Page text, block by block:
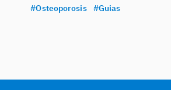
#Osteoporosis
#Guias